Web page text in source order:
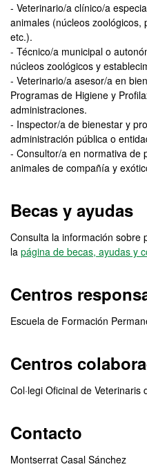
- Veterinario/a clínico/a
animales (núcleos
etc.).
- Técnico/a municipal o
núcleos zoológicos y
- Veterinario/a asesor/a en
Programas de Higiene y
administraciones.
- Inspector/a de bienestar y
administración pública o
- Consultor/a en normativa de
animales de compañía y
Becas y ayudas
Consulta la información sobre
la página de becas, ayudas y
Centros
Escuela de Formación
Centros
Col·legi Oficinal de Veterinaris
Contacto
Montserrat Casal Sánchez